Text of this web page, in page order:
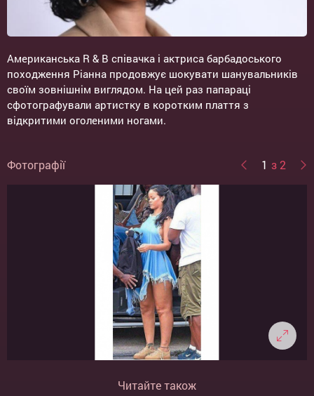
Американська R & B співачка і актриса барбадоського
походження Ріанна продовжує шокувати шанувальників
своїм зовнішнім виглядом. На цей раз папараці
сфотографували артистку в коротким плаття з
відкритими оголеними ногами.
Фотографії 1 з 2
Читайте також